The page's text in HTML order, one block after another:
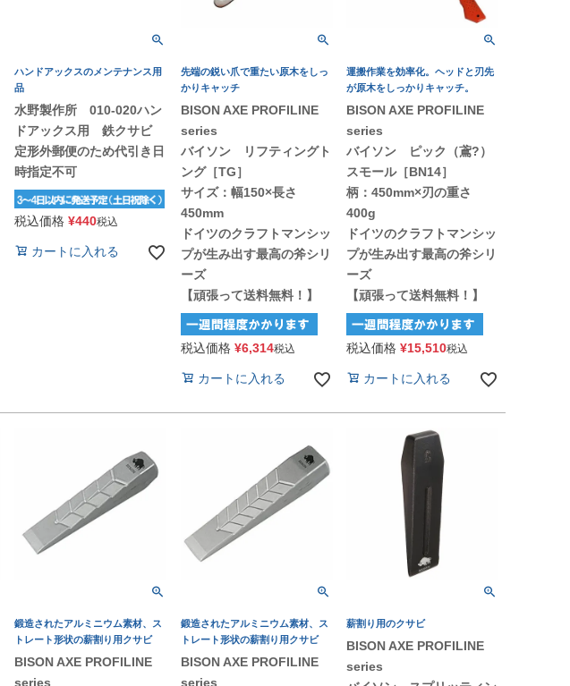
ハンドアックスのメンテナンス用
品
水野製作所 010-020ハン
ドアックス用 鉄クサビ
定形外郵便のため代引き日
時指定不可
税込価格 ¥440税込
カートに入れる
先端の鋭い爪で重たい原木をしっ
かりキャッチ
BISON AXE PROFILINE
series
バイソン リフティングト
ング［TG］
サイズ：幅150×長さ
450mm
ドイツのクラフトマンシッ
プが生み出す最高の斧シリ
ーズ
【頑張って送料無料！】
税込価格 ¥6,314税込
カートに入れる
運搬作業を効率化。ヘッドと刃先
が原木をしっかりキャッチ。
BISON AXE PROFILINE
series
バイソン ピック（鳶?）
スモール［BN14］
柄：450mm×刃の重さ
400g
ドイツのクラフトマンシッ
プが生み出す最高の斧シリ
ーズ
【頑張って送料無料！】
税込価格 ¥15,510税込
カートに入れる
鍛造されたアルミニウム素材、ス
トレート形状の薪割り用クサビ
BISON AXE PROFILINE
series
鍛造されたアルミニウム素材、ス
トレート形状の薪割り用クサビ
BISON AXE PROFILINE
series
薪割り用のクサビ
BISON AXE PROFILINE
series